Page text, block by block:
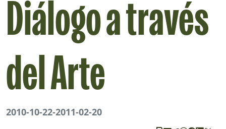
Diálogo a través
del Arte
2010-10-22-2011-02-20